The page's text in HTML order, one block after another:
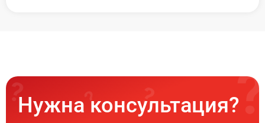
Нужна консультация?